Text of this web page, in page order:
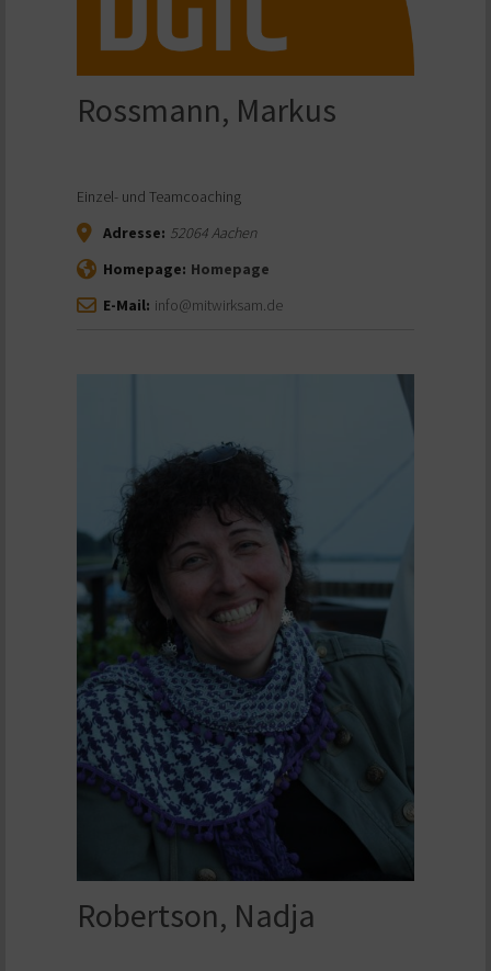
Rossmann, Markus
Einzel- und Teamcoaching
Adresse: 52064Aachen
Homepage: Homepage
E-Mail: info@mitwirksam.de
Robertson, Nadja